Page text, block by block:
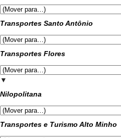
Transportes Santo Antônio
Transportes Flores
▼
Nilopolitana
Transportes e Turismo Alto Minho